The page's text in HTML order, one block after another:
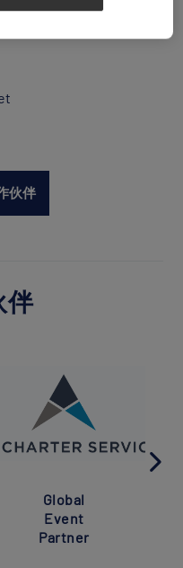
伴关系而非数量
伙伴
伴
Global
Event
Partner